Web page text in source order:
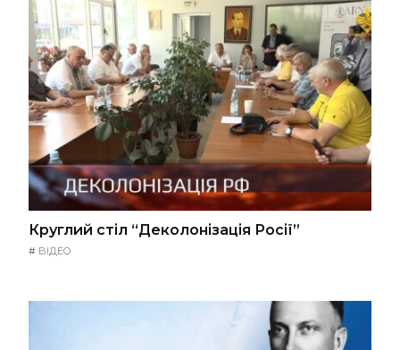
Круглий стіл “Деколонізація Росії”
# ВІДЕО